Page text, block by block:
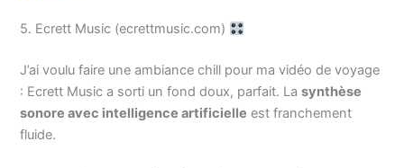
5. Ecrett Music (ecrettmusic.com)
J’ai voulu faire une ambiance chill pour ma vidéo de voyage
: Ecrett Music a sorti un fond doux, parfait. Lasynthèse
sonore avec intelligence artificielle est franchement
fluide.